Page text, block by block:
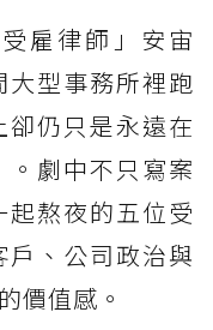
雇律師」安宙
型事務所裡跑
仍只是永遠在
劇中不只寫案
熬夜的五位受
、公司政治與
價值感。